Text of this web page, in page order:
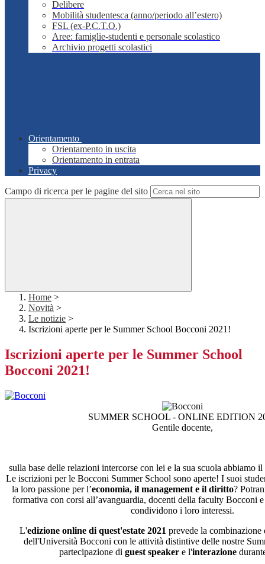
Delibere
Mobilità studentesca (anno/periodo all’estero)
FSL (ex-P.C.T.O.)
Aree: famiglie-studenti e personale scolastico
Archivio progetti scolastici
Orientamento
Orientamento in uscita
Orientamento in entrata
Privacy
Campo di ricerca per le pagine del sito
Home >
Novità >
Le notizie >
Iscrizioni aperte per le Summer School Bocconi 2021!
Iscrizioni aperte per le Summer School
Bocconi 2021!
SUMMER SCHOOL - ONLINE EDITION
Gentile docente,
sulla base delle relazioni intercorse con lei e la sua scuola abbiamo
Le iscrizioni per le Bocconi Summer School sono aperte! I suoi
la loro passione per l’economia, il management e il diritto?
formativa con corsi all’avanguardia, docenti della faculty Bocconi
condividono i loro interessi.
L'edizione online di quest'estate 2021 prevede la combinazione
dell'Università Bocconi con le attività distintive delle nostre
partecipazione di guest speaker e l'interazione